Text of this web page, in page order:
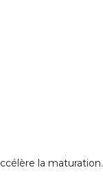
la maturation.